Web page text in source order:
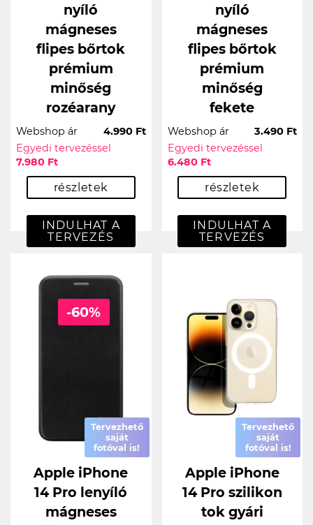
nyíló
mágneses
flipes bőrtok
prémium
minőség
rozéarany
Webshop ár
4.990 Ft
Egyedi tervezéssel
7.980 Ft
részletek
INDULHAT A
TERVEZÉS
nyíló
mágneses
flipes bőrtok
prémium
minőség
fekete
Webshop ár
3.490 Ft
Egyedi tervezéssel
6.480 Ft
részletek
INDULHAT A
TERVEZÉS
-60%
Tervezhető
saját
fotóval is!
Apple iPhone
14 Pro lenyíló
mágneses
Tervezhető
saját
fotóval is!
Apple iPhone
14 Pro szilikon
tok gyári